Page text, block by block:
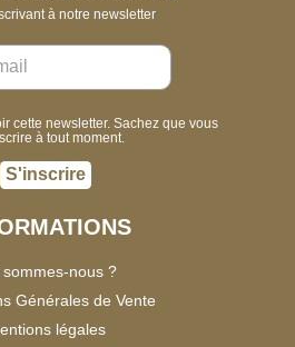
à notre newsletter
cette newsletter. Sachez que vous
à tout moment.
S'inscrire
sommes-nous ?
Générales de Vente
légales